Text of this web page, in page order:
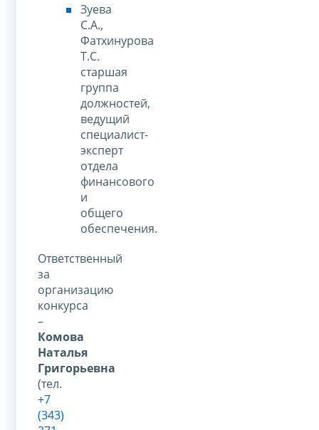
Зуева
С.А.,
Фатхинурова
Т.С.
старшая
группа
должностей,
ведущий
специалист-
эксперт
отдела
финансового
и
общего
обеспечения.
Ответственный
за
организацию
конкурса
–
Комова
Наталья
Григорьевна
(тел.
+7
(343)